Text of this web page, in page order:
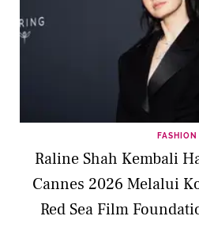
FASHION
Raline Shah Kembali
Cannes 2026 Melalui
Red Sea Film